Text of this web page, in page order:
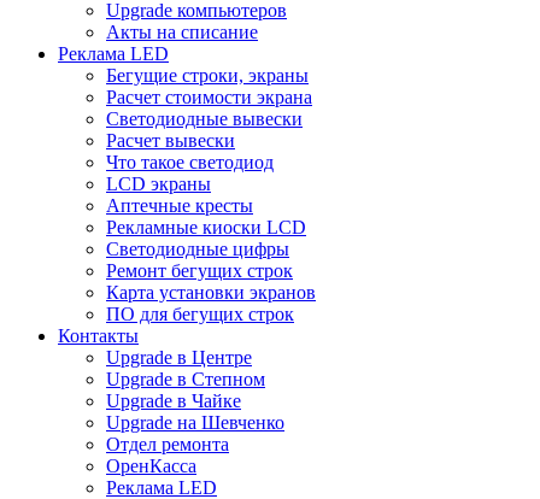
Upgrade компьютеров
Акты на списание
Реклама LED
Бегущие строки, экраны
Расчет стоимости экрана
Светодиодные вывески
Расчет вывески
Что такое светодиод
LCD экраны
Аптечные кресты
Рекламные киоски LCD
Светодиодные цифры
Ремонт бегущих строк
Карта установки экранов
ПО для бегущих строк
Контакты
Upgrade в Центре
Upgrade в Степном
Upgrade в Чайке
Upgrade на Шевченко
Отдел ремонта
ОренКасса
Реклама LED